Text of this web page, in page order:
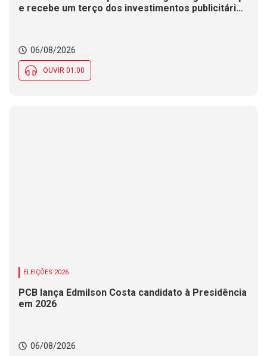
e recebe um terço dos investimentos publicitários
06/08/2026
OUVIR 01:00
ELEIÇÕES 2026
PCB lança Edmilson Costa candidato à Presidência
em 2026
06/08/2026